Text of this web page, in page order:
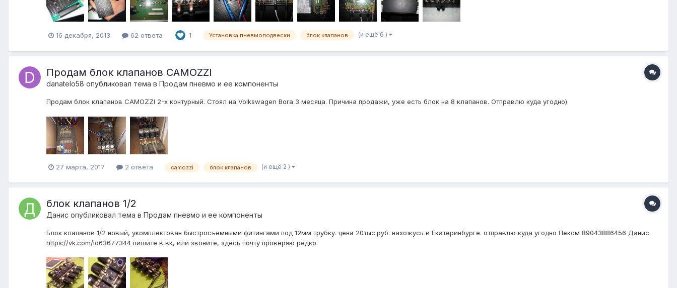
16 декабря, 2013 62 ответа 1 Установка пневмоподвески блок клапанов (и ещё 6 )
Продам блок клапанов CAMOZZI
danatelo58 опубликовал тема в Продам пневмо и ее компоненты
Продам блок клапанов CAMOZZI 2-х контурный. Стоял на Volkswagen Bora 3 месяца. Причина продажи, уже есть блок на 8 клапанов. Отправлю куда угодно)
27 марта, 2017 2 ответа camozzi блок клапанов (и ещё 2 )
блок клапанов 1/2
Данис опубликовал тема в Продам пневмо и ее компоненты
Блок клапанов 1/2 новый, укомплектован быстросъемными фитингами под 12мм трубку. цена 20тыс.руб. нахожусь в Екатеринбурге. отправлю куда угодно Пеком 89043886456 Данис.
https://vk.com/id63677344 пишите в вк, или звоните, здесь почту проверяю редко.